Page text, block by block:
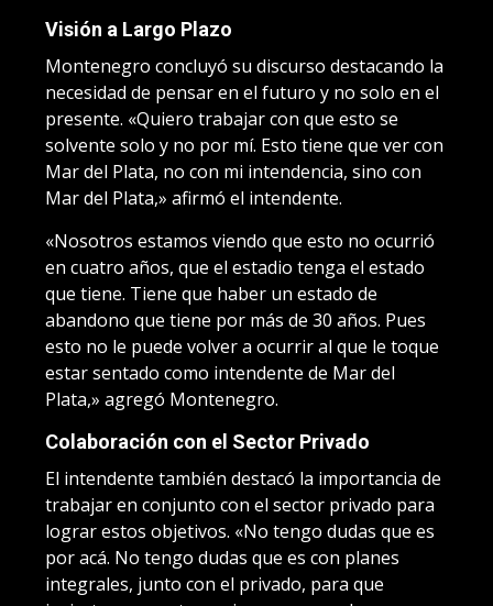
Visión a Largo Plazo
Montenegro concluyó su discurso destacando la
necesidad de pensar en el futuro y no solo en el
presente. «Quiero trabajar con que esto se
solvente solo y no por mí. Esto tiene que ver con
Mar del Plata, no con mi intendencia, sino con
Mar del Plata,» afirmó el intendente.
«Nosotros estamos viendo que esto no ocurrió
en cuatro años, que el estadio tenga el estado
que tiene. Tiene que haber un estado de
abandono que tiene por más de 30 años. Pues
esto no le puede volver a ocurrir al que le toque
estar sentado como intendente de Mar del
Plata,» agregó Montenegro.
Colaboración con el Sector Privado
El intendente también destacó la importancia de
trabajar en conjunto con el sector privado para
lograr estos objetivos. «No tengo dudas que es
por acá. No tengo dudas que es con planes
integrales, junto con el privado, para que